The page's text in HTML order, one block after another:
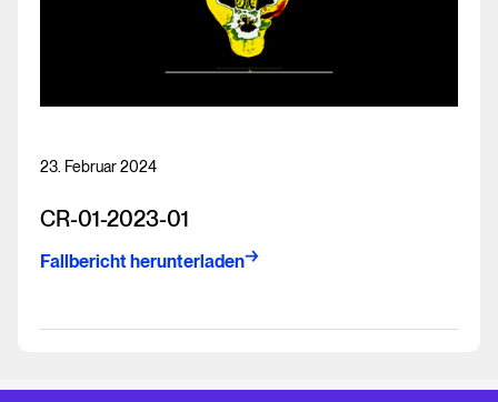
23. Februar 2024
CR-01-2023-01
Fallbericht herunterladen